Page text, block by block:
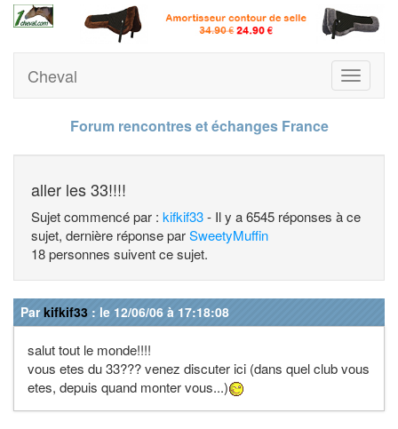
Toggle
Cheval
Forum rencontres et échanges France
aller les 33!!!!
Sujet commencé par : kifkif33- Il y a 6545 réponses à ce
sujet, dernière réponse parSweetyMuffin
18 personnes suivent ce sujet.
Parkifkif33 : le 12/06/06 à 17:18:08
salut tout le monde!!!!
vous etes du 33??? venez discuter ici (dans quel club vous
etes, depuis quand monter vous...)